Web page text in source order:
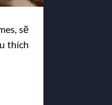
sẽ
thích